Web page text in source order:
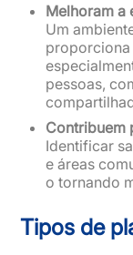
Melhoram a
Um
proporciona
pessoas,
Contribuem
Identificar
e áreas
o tornando
Tipos de